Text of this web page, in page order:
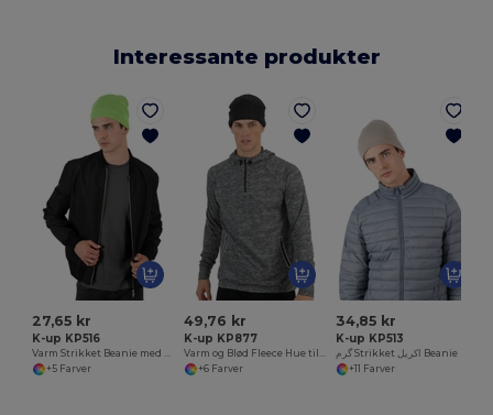
Interessante produkter
27,65 kr
K-up KP516
+5 Farver
49,76 kr
K-up KP877
+6 Farver
34,85 kr
K-up KP513
+11 Farver